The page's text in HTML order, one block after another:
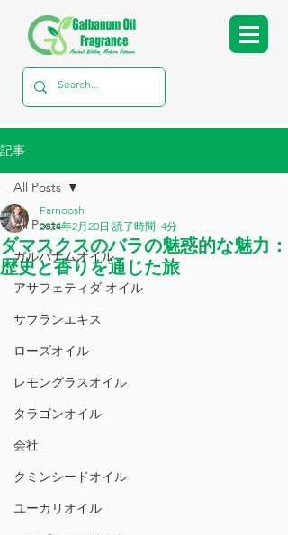
記事
All Posts
ガルバナムオイル
アサフェティダ オイル
サフランエキス
ローズオイル
レモングラスオイル
タラゴンオイル
会社
クミンシードオイル
ユーカリオイル
All Posts
ダマスクスのバラの魅惑的な魅力：
歴史と香りを通じた旅
Farnoosh
2024年2月20日 読了時間: 4分